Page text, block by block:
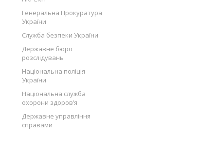
Генеральна Прокуратура
України
Служба безпеки України
Державне бюро
розслідувань
Національна поліція
України
Національна служба
охорони здоров’я
Державне управління
справами